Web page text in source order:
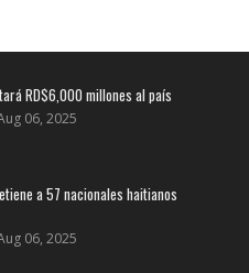
RD$6,000 millones al país
06, 2025
a 57 nacionales haitianos
06, 2025